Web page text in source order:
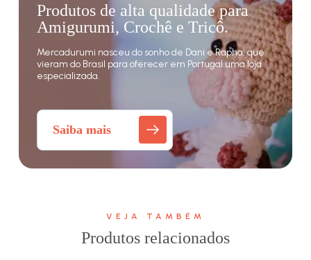
Produtos de alta qualidade para
Amigurumi, Crochê e Tricô.
Mercadurumi nasceu do sonho de Dani e Rapha, que
vieram do Brasil para oferecer em Portugal uma loja
especializada.
Saiba mais
VEJA TAMBÉM
Produtos relacionados